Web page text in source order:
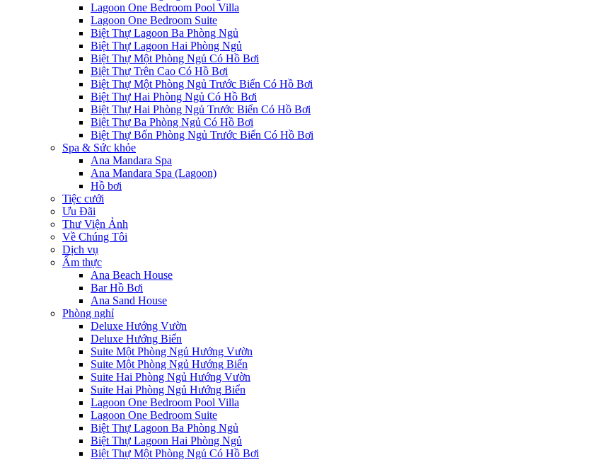
Lagoon One Bedroom Pool Villa
Lagoon One Bedroom Suite
Biệt Thự Lagoon Ba Phòng Ngủ
Biệt Thự Lagoon Hai Phòng Ngủ
Biệt Thự Một Phòng Ngủ Có Hồ Bơi
Biệt Thự Trên Cao Có Hồ Bơi
Biệt Thự Một Phòng Ngủ Trước Biển Có Hồ Bơi
Biệt Thự Hai Phòng Ngủ Có Hồ Bơi
Biệt Thự Hai Phòng Ngủ Trước Biển Có Hồ Bơi
Biệt Thự Ba Phòng Ngủ Có Hồ Bơi
Biệt Thự Bốn Phòng Ngủ Trước Biển Có Hồ Bơi
Spa & Sức khỏe
Ana Mandara Spa
Ana Mandara Spa (Lagoon)
Hồ bơi
Tiệc cưới
Ưu Đãi
Thư Viện Ảnh
Về Chúng Tôi
Dịch vụ
Ẩm thực
Ana Beach House
Bar Hồ Bơi
Ana Sand House
Phòng nghỉ
Deluxe Hướng Vườn
Deluxe Hướng Biển
Suite Một Phòng Ngủ Hướng Vườn
Suite Một Phòng Ngủ Hướng Biển
Suite Hai Phòng Ngủ Hướng Vườn
Suite Hai Phòng Ngủ Hướng Biển
Lagoon One Bedroom Pool Villa
Lagoon One Bedroom Suite
Biệt Thự Lagoon Ba Phòng Ngủ
Biệt Thự Lagoon Hai Phòng Ngủ
Biệt Thự Một Phòng Ngủ Có Hồ Bơi